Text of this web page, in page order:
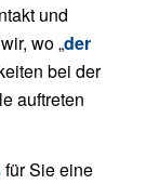
und
wo „der
bei der
auftreten
für Sie eine